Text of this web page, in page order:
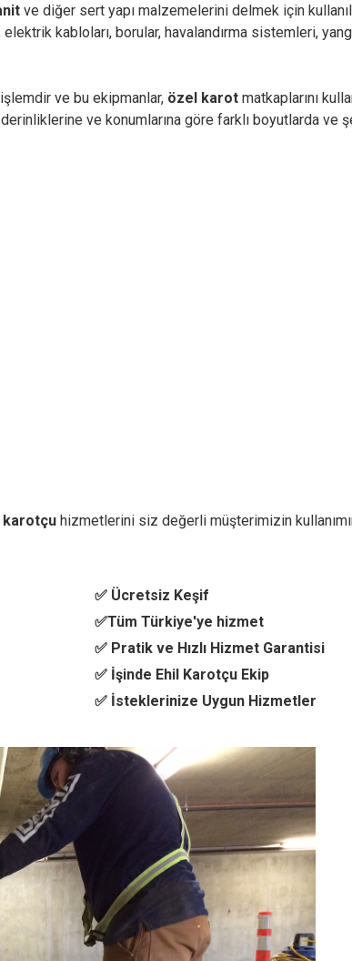
ve diğer sert yapı malzemelerini delmek için
elektrik kabloları, borular, havalandırma sistemleri,
ve bu ekipmanlar, özel karot matkaplarını
ve konumlarına göre farklı boyutlarda ve
karotçu hizmetlerini siz değerli müşterimizin
✅ Ücretsiz Keşif
✅Tüm Türkiye'ye hizmet
✅ Pratik ve Hızlı Hizmet Garantisi
✅ İşinde Ehil Karotçu Ekip
✅ İsteklerinize Uygun Hizmetler